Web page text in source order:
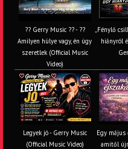
?? Gerry Music ?? - ??
Amilyen hülye vagy, én úgy
szeretlek (Official Music
Video)
„Fénylő
hiányról
Legyek jó - Gerry Music
(Official Music Video)
Egy május
amitől